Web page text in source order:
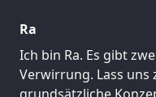
Ra
Ich bin Ra. Es gibt
Verwirrung. Lass uns